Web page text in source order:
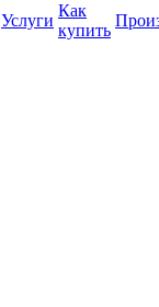
Услуги
Как
купить